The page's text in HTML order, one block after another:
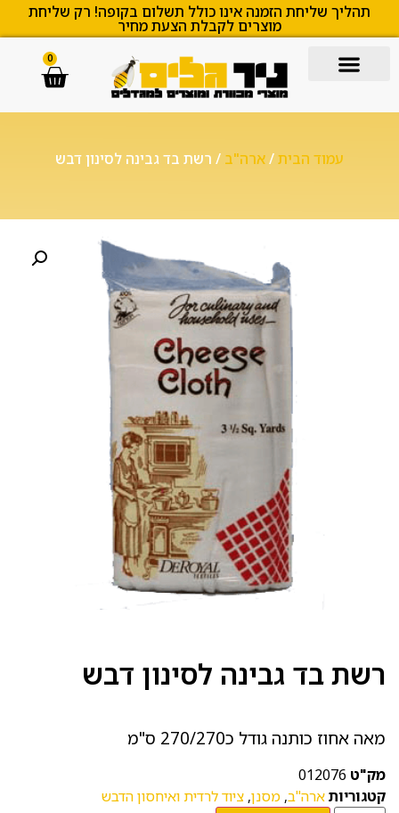
תהליך שליחת הזמנה אינו כולל תשלום בקופה! רק שליחת
מוצרים לקבלת הצעת מחיר
0
עמוד הבית/ארה"ב / רשת בד גבינה לסינון דבש
רשת בד גבינה לסינון דבש
מאה אחוז כותנה גודל כ270/270 ס"מ
מק"ט 012076
קטגוריותארה"ב, מסנן, ציוד לרדית ואיחסון הדבש